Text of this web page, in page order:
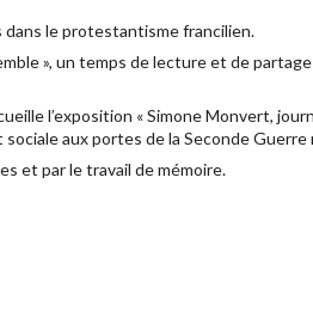
dans le protestantisme francilien.
», un temps de lecture et de
l’exposition « Simone Monvert,
aux portes de la Seconde Guerre
et par le travail de mémoire.